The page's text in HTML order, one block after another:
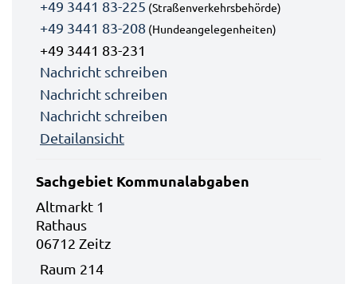
+49 3441 83-225 (Straßenverkehrsbehörde)
+49 3441 83-208 (Hundeangelegenheiten)
+49 3441 83-231
Nachricht schreiben
Nachricht schreiben
Nachricht schreiben
Detailansicht
Sachgebiet Kommunalabgaben
Altmarkt 1
Rathaus
06712 Zeitz
Raum 214